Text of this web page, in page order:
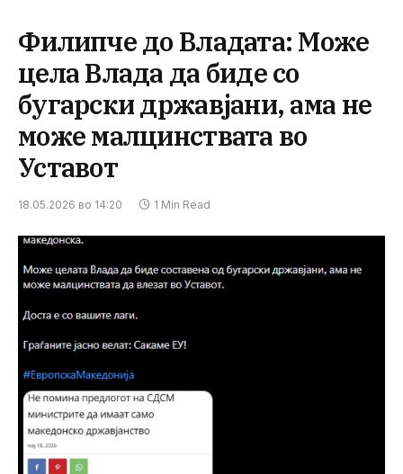
Филипче до Владата: Може
цела Влада да биде со
бугарски државјани, ама не
може малцинствата во
Уставот
18.05.2026 во 14:20 1 Min Read